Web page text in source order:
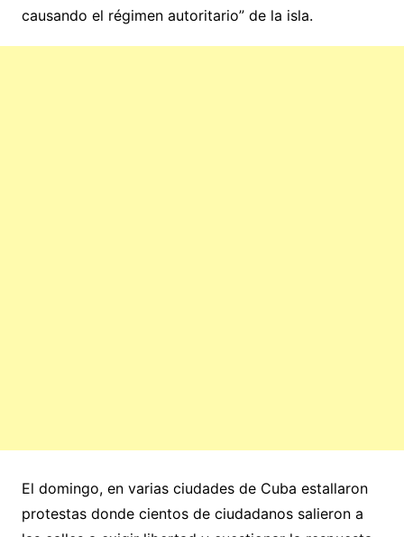
causando el régimen autoritario” de la isla.
El domingo, en varias ciudades de Cuba estallaron
protestas donde cientos de ciudadanos salieron a